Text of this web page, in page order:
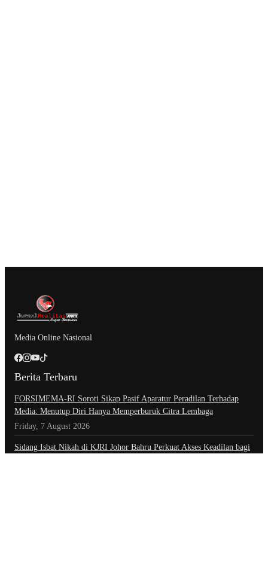
Media Online Nasional
Berita Terbaru
​FORSIMEMA-RI Soroti Sikap Pasif Aparatur Peradilan Terhadap
Media: Menutup Diri Hanya Memperburuk Citra Lembaga
Friday, 7 August 2026
Sidang Isbat Nikah di KJRI Johor Bahru Perkuat Akses Keadilan bagi